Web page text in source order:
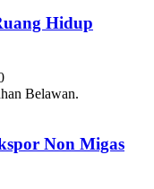
Hidup
Non Migas